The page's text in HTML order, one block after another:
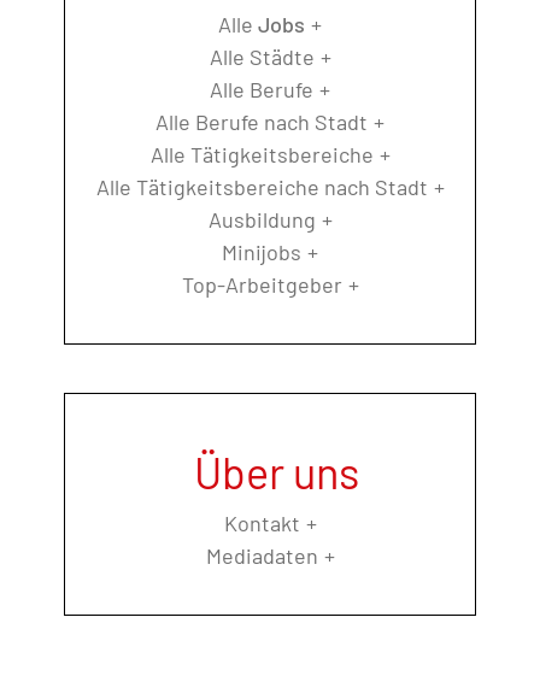
Alle Jobs
Alle Städte
Alle Berufe
Alle Berufe nach Stadt
Alle Tätigkeitsbereiche
Alle Tätigkeitsbereiche nach Stadt
Ausbildung
Minijobs
Top-Arbeitgeber
Über uns
Kontakt
Mediadaten